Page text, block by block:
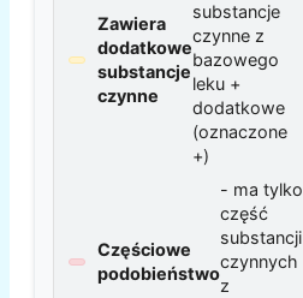
Zawiera
dodatkowe
substancje
czynne
substancje
czynne z
bazowego
leku +
dodatkowe
(oznaczone
+)
Częściowe
podobieństwo
- ma tylko
część
substancji
czynnych
z